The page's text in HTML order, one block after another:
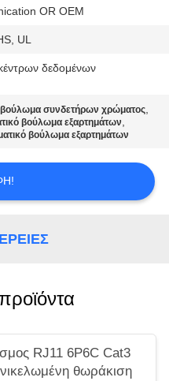
OR OEM
UL
δεδομένων
συνδετήρων χρώματος,
βούλωμα εξαρτημάτων,
βούλωμα εξαρτημάτων
RJ11 6P6C Cat3
θωράκιση